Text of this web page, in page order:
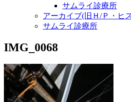
サムライ診療所
アーカイブ(旧Ｈ/Ｐ・ヒ
サムライ診療所
IMG_0068